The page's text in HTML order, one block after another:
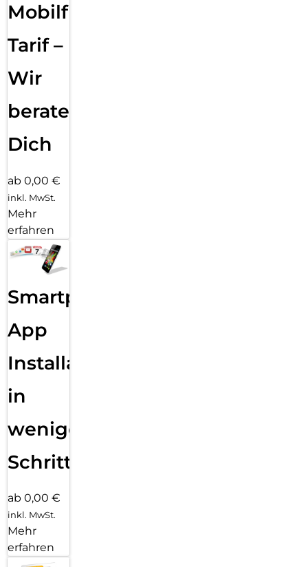
Mobilfunk
Tarif –
Wir
beraten
Dich
ab 0,00 €
inkl. MwSt.
Mehr
erfahren
Smartphone
App
Installation
in
wenigen
Schritten
ab 0,00 €
inkl. MwSt.
Mehr
erfahren